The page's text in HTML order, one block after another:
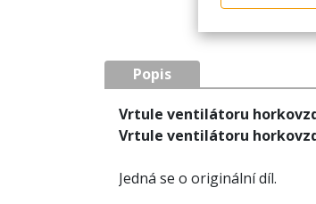
Popis
Vrtule ventilátoru
Vrtule ventilátoru
Jedná se o originální díl.